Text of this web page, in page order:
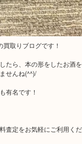
ュ NAPOLEON ナポレ